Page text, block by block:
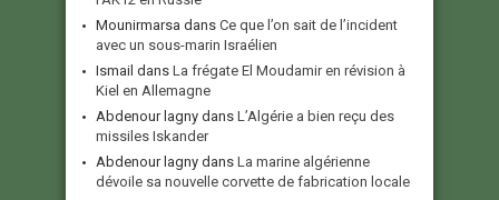
Mounirmarsa dans Ce que l’on sait de l’incident
avec un sous-marin Israélien
Ismail dans La frégate El Moudamir en révision à
Kiel en Allemagne
Abdenour lagny dans L’Algérie a bien reçu des
missiles Iskander
Abdenour lagny dans La marine algérienne
dévoile sa nouvelle corvette de fabrication locale